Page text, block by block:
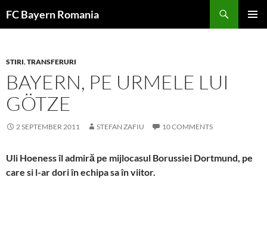
toFC Bayern Romania
STIRI,TRANSFERURI
BAYERN, PE URMELE LUI
GÖTZE
2 SEPTEMBER 2011 STEFAN ZAFIU 10 COMMENTS
Uli Hoeness îl admiră pe mijlocasul Borussiei Dortmund, pe
care si l-ar dori în echipa sa în viitor.